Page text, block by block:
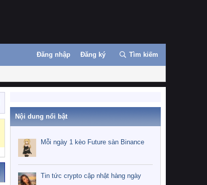
Đăng nhập Đăng ký Tìm kiếm
Nội dung nổi bật
Mỗi ngày 1 kèo Future sàn Binance
Tin tức crypto cập nhật hàng ngày